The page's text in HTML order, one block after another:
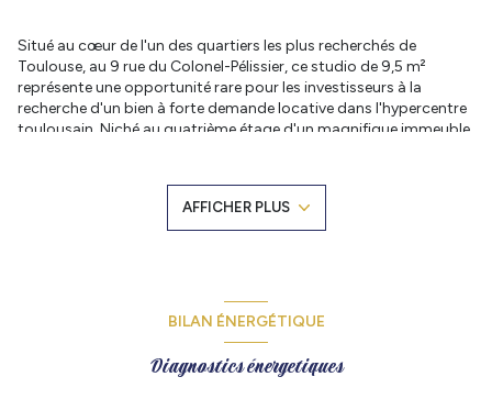
Situé au cœur de l'un des quartiers les plus recherchés de
Toulouse, au 9 rue du Colonel-Pélissier, ce studio de 9,5 m²
représente une opportunité rare pour les investisseurs à la
recherche d'un bien à forte demande locative dans l'hypercentre
toulousain. Niché au quatrième étage d'un magnifique immeuble
commerces, des transports en commun, des établissements
d'enseignement supérieur, des lieux culturels et de toutes les
commodités qui font la renommée du centre-ville de Toulouse.
témoignent du prestige et de la qualité du bâti.
Situé au quatrième étage sans ascenseur, le studio a été
intelligemment aménagé afin d'optimiser chaque mètre carré
disponible. Grâce à une organisation fonctionnelle des espaces, il
AFFICHER PLUS
BILAN ÉNERGÉTIQUE
Diagnostics énergetiques